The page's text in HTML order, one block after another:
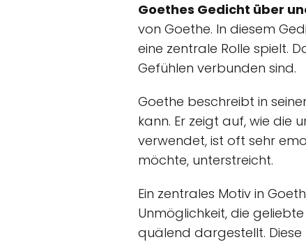
Goethes Gedicht über
von Goethe. In diesem
eine zentrale Rolle spielt.
Gefühlen verbunden sind.
Goethe beschreibt in
kann. Er zeigt auf, wie die
verwendet, ist oft sehr
möchte, unterstreicht.
Ein zentrales Motiv in
Unmöglichkeit, die
quälend dargestellt.